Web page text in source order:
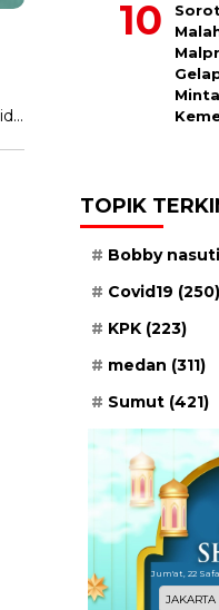
TOPIK
Bobby
Covid19 (250)
KPK (223)
medan (311)
Sumut (421)
Jum'at, 22